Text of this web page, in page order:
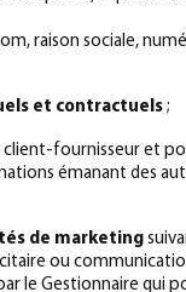
raison sociale,
et contractuels ;
fournisseur et
émanant des
de marketing
ou
le Gestionnaire qui